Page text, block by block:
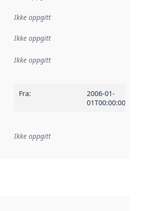
Ikke oppgitt
Ikke oppgitt
:
Ikke oppgitt
Fra:
2006-01-
01T00:00:00Z
Referanse til en implementasjonsregel
Ikke oppgitt